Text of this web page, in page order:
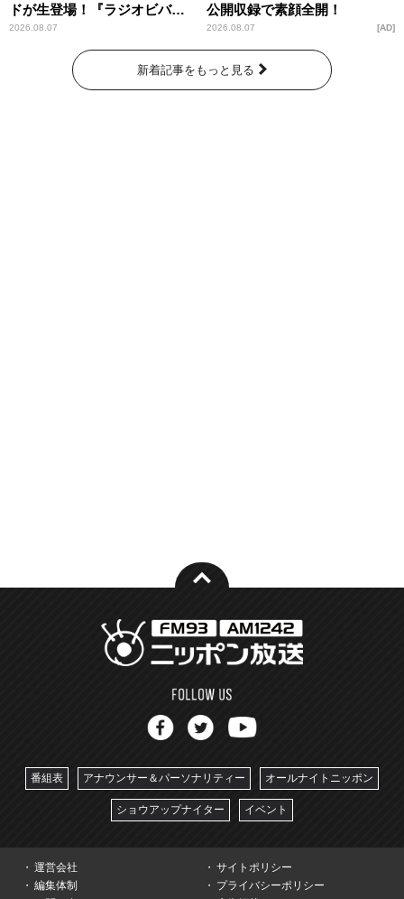
ドが生登場！『ラジオビバリ
ー昼ズ』
2026.08.07
公開収録で素顔全開！
2026.08.07 AD
新着記事をもっと見る
番組表 アナウンサー＆パーソナリティー オールナイトニッポン
ショウアップナイター イベント
運営会社
サイトポリシー
編集体制
プライバシーポリシー